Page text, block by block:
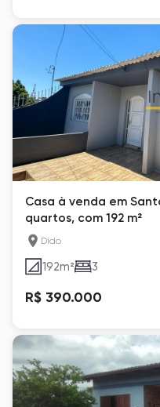
Casa à venda em
quartos, com 192 m²
Dido
192m² 3
R$ 390.000